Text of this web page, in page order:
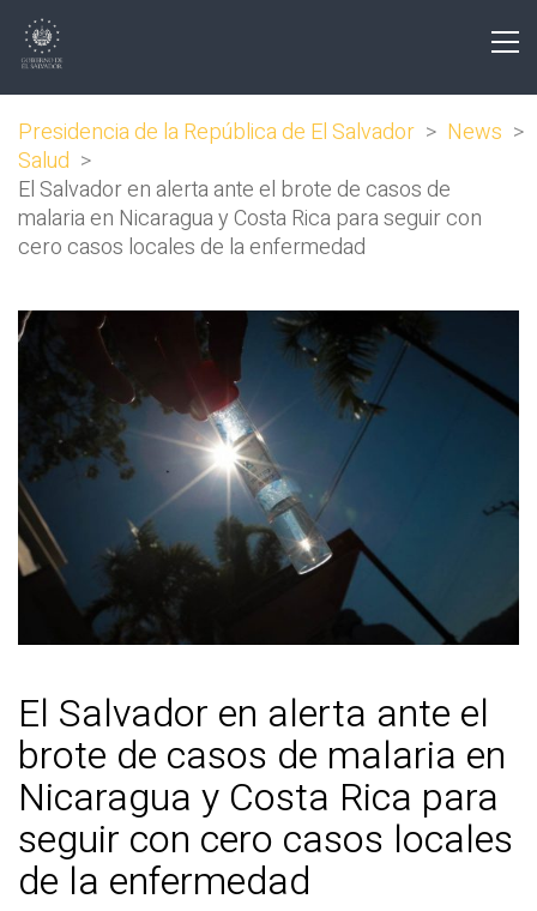
Presidencia de la República de El Salvador > News >
Salud >
El Salvador en alerta ante el brote de casos de
malaria en Nicaragua y Costa Rica para seguir con
cero casos locales de la enfermedad
El Salvador en alerta ante el
brote de casos de malaria en
Nicaragua y Costa Rica para
seguir con cero casos locales
de la enfermedad